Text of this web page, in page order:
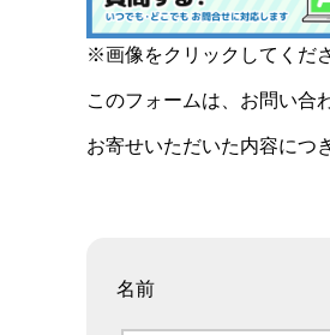
※画像をクリックしてくだ
このフォームは、お問い合
お寄せいただいた内容につ
名前